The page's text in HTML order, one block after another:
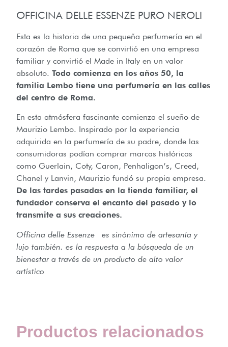
OFFICINA DELLE ESSENZE PURO NEROLI
Esta es la historia de una pequeña perfumería en el
corazón de Roma que se convirtió en una empresa
familiar y convirtió el Made in Italy en un valor
absoluto. Todo comienza en los años 50, la
familia Lembo tiene una perfumería en las calles
del centro de Roma.
En esta atmósfera fascinante comienza el sueño de
Maurizio Lembo. Inspirado por la experiencia
adquirida en la perfumería de su padre, donde las
consumidoras podían comprar marcas históricas
como Guerlain, Coty, Caron, Penhaligon’s, Creed,
Chanel y Lanvin, Maurizio fundó su propia empresa.
De las tardes pasadas en la tienda familiar, el
fundador conserva el encanto del pasado y lo
transmite a sus creaciones.
Officina delle Essenze es sinónimo de artesanía y
lujo también. es la respuesta a la búsqueda de un
bienestar a través de un producto de alto valor
artístico
Productos relacionados